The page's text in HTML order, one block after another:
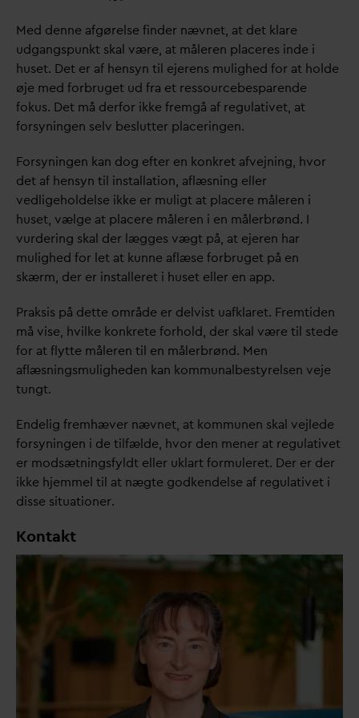
Med denne afgørelse finder nævnet, at det klare
udgangspunkt skal være, at måleren placeres inde i
huset. Det er af hensyn til ejerens mulighed for at holde
øje med forbruget ud fra et ressourcebesparende
fokus. Det må derfor ikke fremgå af regulativet, at
forsyningen selv beslutter placeringen.
Forsyningen kan dog efter en konkret afvejning, hvor
det af hensyn til installation, aflæsning eller
vedligeholdelse ikke er muligt at placere måleren i
huset, vælge at placere måleren i en målerbrønd. I
vurdering skal der lægges vægt på, at ejeren har
mulighed for let at kunne aflæse forbruget på en
skærm, der er installeret i huset eller en app.
Praksis på dette område er delvist uafklaret. Fremtiden
må vise, hvilke konkrete forhold, der skal være til stede
for at flytte måleren til en målerbrønd. Men
aflæsningsmuligheden kan kommunalbestyrelsen veje
tungt.
Endelig fremhæver nævnet, at kommunen skal vejlede
forsyningen i de tilfælde, hvor den mener at regulativet
er modsætningsfyldt eller uklart formuleret. Der er der
ikke hjemmel til at nægte godkendelse af regulativet i
disse situationer.
Kontakt